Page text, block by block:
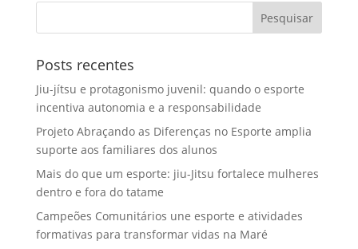
Posts recentes
Jiu-jítsu e protagonismo juvenil: quando o esporte
incentiva autonomia e a responsabilidade
Projeto Abraçando as Diferenças no Esporte amplia
suporte aos familiares dos alunos
Mais do que um esporte: jiu-Jitsu fortalece mulheres
dentro e fora do tatame
Campeões Comunitários une esporte e atividades
formativas para transformar vidas na Maré